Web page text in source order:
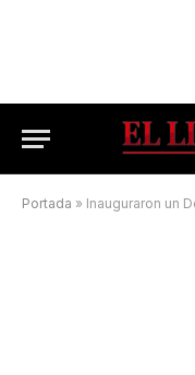
Portada » Inauguraron un